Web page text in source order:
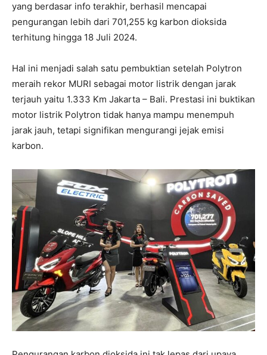
yang berdasar info terakhir, berhasil mencapai
pengurangan lebih dari 701,255 kg karbon dioksida
terhitung hingga 18 Juli 2024.
Hal ini menjadi salah satu pembuktian setelah Polytron
meraih rekor MURI sebagai motor listrik dengan jarak
terjauh yaitu 1.333 Km Jakarta – Bali. Prestasi ini buktikan
motor listrik Polytron tidak hanya mampu menempuh
jarak jauh, tetapi signifikan mengurangi jejak emisi
karbon.